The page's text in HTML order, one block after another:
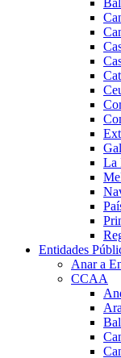
La
Entidades
Anar a
CCAA